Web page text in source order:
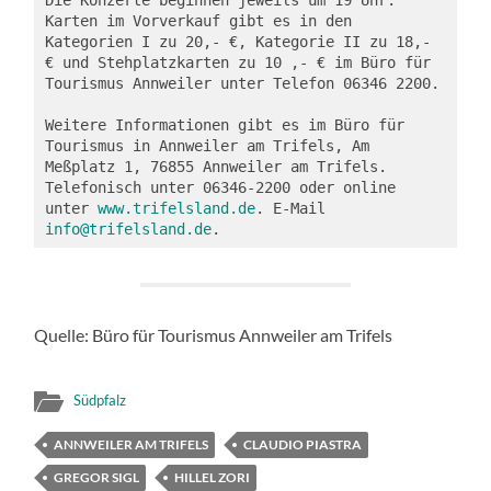
Karten im Vorverkauf gibt es in den
Kategorien I zu 20,- €, Kategorie II zu 18,-
€ und Stehplatzkarten zu 10 ,- € im Büro für
Tourismus Annweiler unter Telefon 06346 2200.
Weitere Informationen gibt es im Büro für
Tourismus in Annweiler am Trifels, Am
Meßplatz 1, 76855 Annweiler am Trifels.
Telefonisch unter 06346-2200 oder online
unter www.trifelsland.de
info@trifelsland.de.
Quelle: Büro für Tourismus Annweiler am Trifels
Südpfalz
ANNWEILER AM TRIFELS
CLAUDIO PIASTRA
GREGOR SIGL
HILLEL ZORI